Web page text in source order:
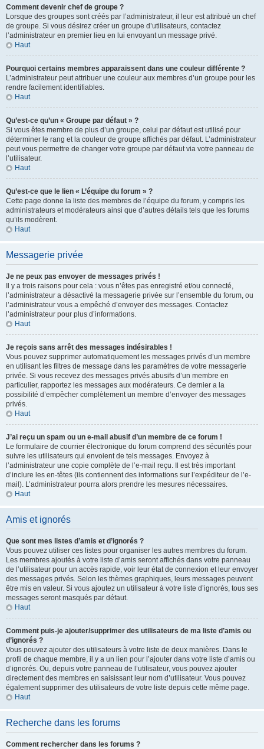
Comment devenir chef de groupe ?
Lorsque des groupes sont créés par l’administrateur, il leur est attribué un chef
de groupe. Si vous désirez créer un groupe d’utilisateurs, contactez
l’administrateur en premier lieu en lui envoyant un message privé.
Haut
Pourquoi certains membres apparaissent dans une couleur différente ?
L’administrateur peut attribuer une couleur aux membres d’un groupe pour les
rendre facilement identifiables.
Haut
Qu’est-ce qu’un « Groupe par défaut » ?
Si vous êtes membre de plus d’un groupe, celui par défaut est utilisé pour
déterminer le rang et la couleur de groupe affichés par défaut. L’administrateur
peut vous permettre de changer votre groupe par défaut via votre panneau de
l’utilisateur.
Haut
Qu’est-ce que le lien « L’équipe du forum » ?
Cette page donne la liste des membres de l’équipe du forum, y compris les
administrateurs et modérateurs ainsi que d’autres détails tels que les forums
qu’ils modèrent.
Haut
Messagerie privée
Je ne peux pas envoyer de messages privés !
Il y a trois raisons pour cela : vous n’êtes pas enregistré et/ou connecté,
l’administrateur a désactivé la messagerie privée sur l’ensemble du forum, ou
l’administrateur vous a empêché d’envoyer des messages. Contactez
l’administrateur pour plus d’informations.
Haut
Je reçois sans arrêt des messages indésirables !
Vous pouvez supprimer automatiquement les messages privés d’un membre
en utilisant les filtres de message dans les paramètres de votre messagerie
privée. Si vous recevez des messages privés abusifs d’un membre en
particulier, rapportez les messages aux modérateurs. Ce dernier a la
possibilité d’empêcher complètement un membre d’envoyer des messages
privés.
Haut
J’ai reçu un spam ou un e-mail abusif d’un membre de ce forum !
Le formulaire de courrier électronique du forum comprend des sécurités pour
suivre les utilisateurs qui envoient de tels messages. Envoyez à
l’administrateur une copie complète de l’e-mail reçu. Il est très important
d’inclure les en-têtes (ils contiennent des informations sur l’expéditeur de l’e-
mail). L’administrateur pourra alors prendre les mesures nécessaires.
Haut
Amis et ignorés
Que sont mes listes d’amis et d’ignorés ?
Vous pouvez utiliser ces listes pour organiser les autres membres du forum.
Les membres ajoutés à votre liste d’amis seront affichés dans votre panneau
de l’utilisateur pour un accès rapide, voir leur état de connexion et leur envoyer
des messages privés. Selon les thèmes graphiques, leurs messages peuvent
être mis en valeur. Si vous ajoutez un utilisateur à votre liste d’ignorés, tous ses
messages seront masqués par défaut.
Haut
Comment puis-je ajouter/supprimer des utilisateurs de ma liste d’amis ou
d’ignorés ?
Vous pouvez ajouter des utilisateurs à votre liste de deux manières. Dans le
profil de chaque membre, il y a un lien pour l’ajouter dans votre liste d’amis ou
d’ignorés. Ou, depuis votre panneau de l’utilisateur, vous pouvez ajouter
directement des membres en saisissant leur nom d’utilisateur. Vous pouvez
également supprimer des utilisateurs de votre liste depuis cette même page.
Haut
Recherche dans les forums
Comment rechercher dans les forums ?